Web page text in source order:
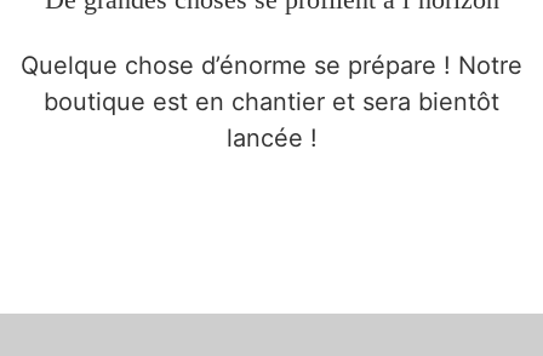
Quelque chose d’énorme se prépare ! Notre
boutique est en chantier et sera bientôt
lancée !